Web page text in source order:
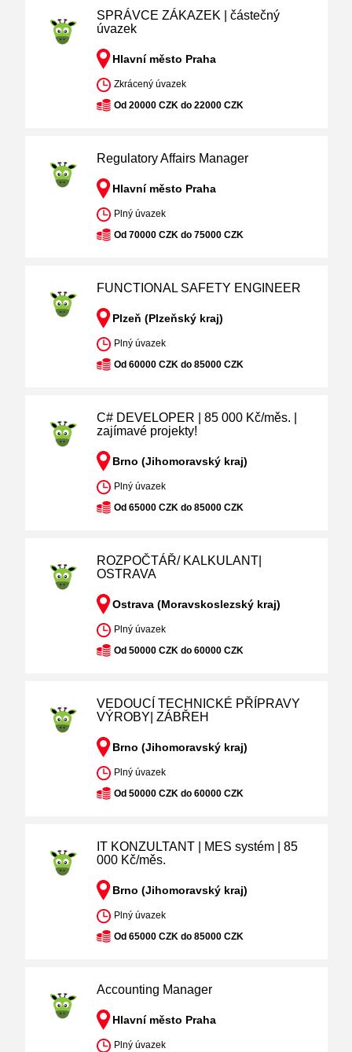
SPRÁVCE ZÁKAZEK | částečný
úvazek
Hlavní město Praha
Zkrácený úvazek
Od 20000 CZK do 22000 CZK
Regulatory Affairs Manager
Hlavní město Praha
Plný úvazek
Od 70000 CZK do 75000 CZK
FUNCTIONAL SAFETY ENGINEER
Plzeň (Plzeňský kraj)
Plný úvazek
Od 60000 CZK do 85000 CZK
C# DEVELOPER | 85 000 Kč/měs. |
zajímavé projekty!
Brno (Jihomoravský kraj)
Plný úvazek
Od 65000 CZK do 85000 CZK
ROZPOČTÁŘ/ KALKULANT|
OSTRAVA
Ostrava (Moravskoslezský kraj)
Plný úvazek
Od 50000 CZK do 60000 CZK
VEDOUCÍ TECHNICKÉ PŘÍPRAVY
VÝROBY| ZÁBŘEH
Brno (Jihomoravský kraj)
Plný úvazek
Od 50000 CZK do 60000 CZK
IT KONZULTANT | MES systém | 85
000 Kč/měs.
Brno (Jihomoravský kraj)
Plný úvazek
Od 65000 CZK do 85000 CZK
Accounting Manager
Hlavní město Praha
Plný úvazek